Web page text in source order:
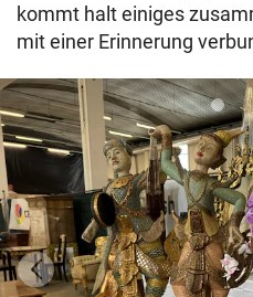
kommt halt einiges
mit einer Erinnerung